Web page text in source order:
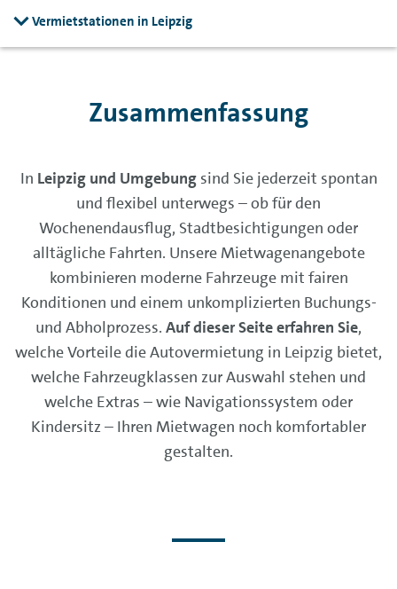
Vermietstationen in Leipzig
Zusammenfassung
In Leipzig und Umgebungsind Sie jederzeit spontan
und flexibel unterwegs – ob für den
Wochenendausflug, Stadtbesichtigungen oder
alltägliche Fahrten. Unsere Mietwagenangebote
kombinieren moderne Fahrzeuge mit fairen
Konditionen und einem unkomplizierten Buchungs-
und Abholprozess. Auf dieser Seite erfahren Sie,
welche Vorteile die Autovermietung in Leipzig bietet,
welche Fahrzeugklassen zur Auswahl stehen und
welche Extras – wie Navigationssystem oder
Kindersitz – Ihren Mietwagen noch komfortabler
gestalten.